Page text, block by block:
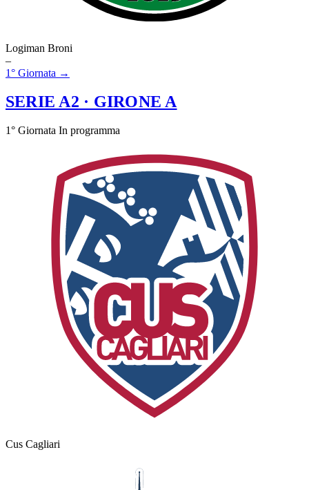
Logiman Broni
–
1° Giornata →
SERIE A2 · GIRONE A
1° Giornata In programma
Cus Cagliari